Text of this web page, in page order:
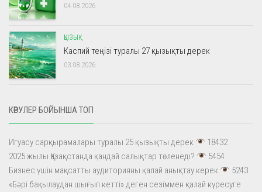
04.08.2026
ҚЫЗЫҚ
Каспий теңізі туралы 27 қызықты дерек
03.08.2026
КӨРУЛЕР БОЙЫНША ТОП
Игуасу сарқырамалары туралы 25 қызықты дерек
18432
2025 жылы Қазақстанда қандай салықтар төленеді?
5454
Бизнес үшін мақсатты аудиторияны қалай анықтау керек
5243
«Бәрі бақылаудан шығып кетті» деген сезіммен қалай күресуге